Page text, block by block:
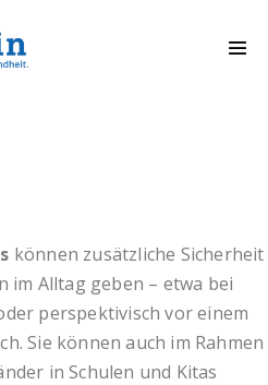
können zusätzliche Sicherheit
Alltag geben – etwa bei
perspektivisch vor einem
Sie können auch im Rahmen
in Schulen und Kitas